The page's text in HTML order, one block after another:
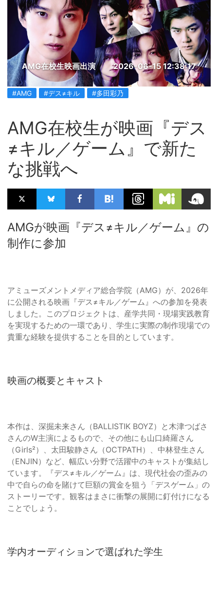
AMG在校生映画出演 2026-06-15 12:38:17
#AMG #デス≠キル #多田彩乃
AMG在校生が映画『デス
≠キル／ゲーム』で新た
な挑戦へ
AMGが映画『デス≠キル／ゲーム』の
制作に参加
アミューズメントメディア総合学院（AMG）が、2026年
に公開される映画『デス≠キル／ゲーム』への参加を発表
しました。このプロジェクトは、産学共同・現場実践教育
を実現するための一環であり、学生に実際の制作現場での
貴重な経験を提供することを目的としています。
映画の概要とキャスト
本作は、深掘未来さん（BALLISTIK BOYZ）と木津つばさ
さんのW主演によるもので、その他にも山口綺羅さん
（Girls²）、太田駿静さん（OCTPATH）、中林登生さん
（ENJIN）など、幅広い分野で活躍中のキャストが集結し
ています。『デス≠キル／ゲーム』は、現代社会の歪みの
中で自らの命を賭けて巨額の賞金を狙う「デスゲーム」の
ストーリーです。観客はまさに衝撃の展開に釘付けになる
ことでしょう。
学内オーディションで選ばれた学生